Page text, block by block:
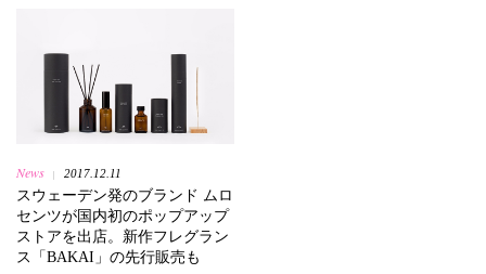
News 2017.12.11
スウェーデン発のブランド ムロ
センツが国内初のポップアップ
ストアを出店。新作フレグラン
ス「BAKAI」の先行販売も